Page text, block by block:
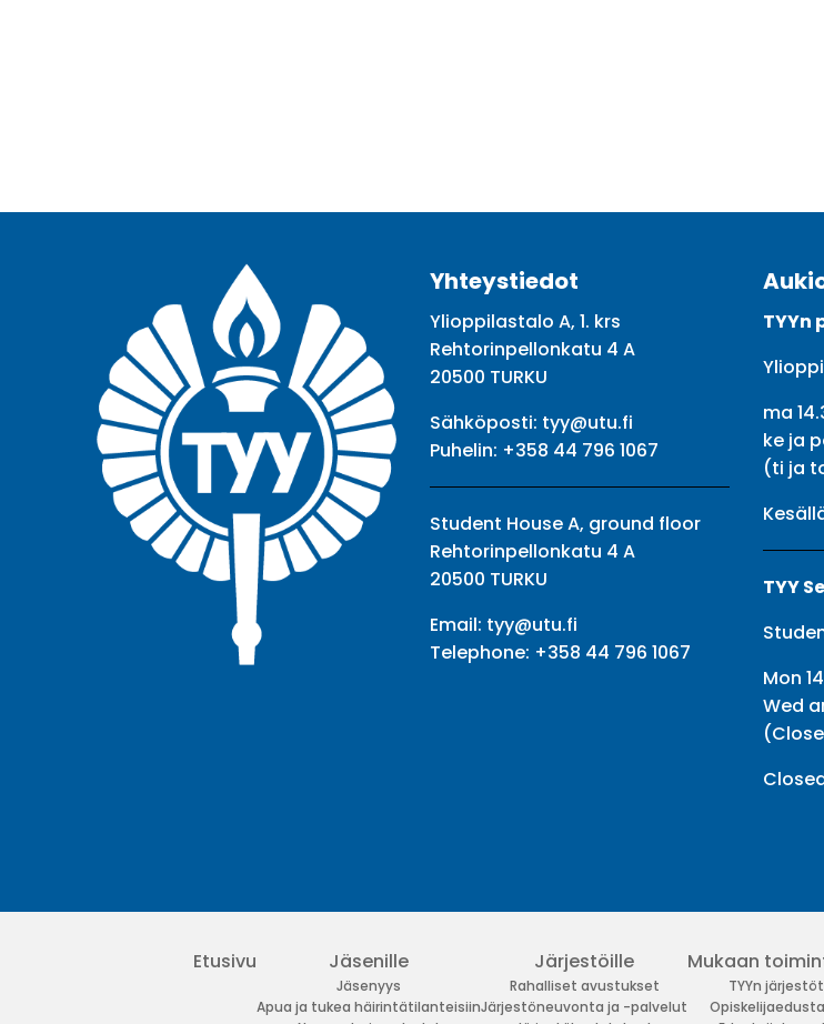
Yhteystiedot
Ylioppilastalo A, 1. krs
Rehtorinpellonkatu 4 A
20500 TURKU
Sähköposti: tyy@utu.fi
Puhelin: +358 44 796 1067
Student House A, ground floor
Rehtorinpellonkatu 4 A
20500 TURKU
Email: tyy@utu.fi
Telephone: +358 44 796 1067
TYYn
ma
ke ja
(ti ja
TYY
Mon
Wed
Etusivu Jäsenille
Jäsenyys
Apua ja tukea häirintätilanteisiin
Järjestöille
Rahalliset avustukset
Järjestöneuvonta ja -palvelut
Mukaan
TYYn järjestöt